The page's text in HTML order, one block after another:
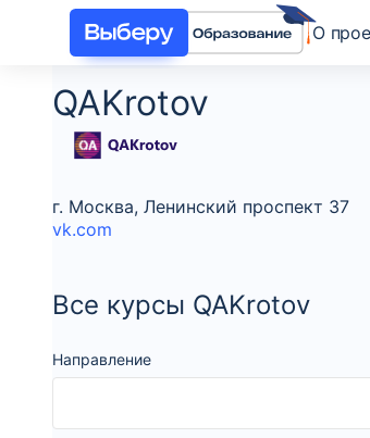
О
QAKrotov
г. Москва, Ленинский проспект 37
vk.com
Все курсы QAKrotov
Направление